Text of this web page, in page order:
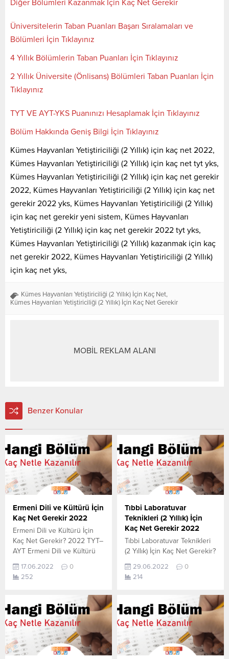
Diğer Bölümleri Kazanmak İçin Kaç Net Gerekir
Üniversitelerin Taban Puanları Başarı Sıralamaları ve
Bölümleri İçin Tıklayınız
4 Yıllık Bölümlerin Taban Puanları İçin Tıklayınız
2 Yıllık Üniversite (Önlisans) Bölümleri Taban Puanları İçin
Tıklayınız
TYT VE AYT-YKS Puanınızı Hesaplamak İçin Tıklayınız
Bölüm Hakkında Geniş Bilgi İçin Tıklayınız
Kümes Hayvanları Yetiştiriciliği (2 Yıllık) için kaç net 2022,
Kümes Hayvanları Yetiştiriciliği (2 Yıllık) için kaç net tyt yks,
Kümes Hayvanları Yetiştiriciliği (2 Yıllık) için kaç net gerekir
2022, Kümes Hayvanları Yetiştiriciliği (2 Yıllık) için kaç net
gerekir 2022 yks, Kümes Hayvanları Yetiştiriciliği (2 Yıllık)
için kaç net gerekir yeni sistem, Kümes Hayvanları
Yetiştiriciliği (2 Yıllık) için kaç net gerekir 2022 tyt yks,
Kümes Hayvanları Yetiştiriciliği (2 Yıllık) kazanmak için kaç
net gerekir 2022, Kümes Hayvanları Yetiştiriciliği (2 Yıllık)
için kaç net yks,
Kümes Hayvanları Yetiştiriciliği (2 Yıllık) İçin Kaç Net,
Kümes Hayvanları Yetiştiriciliği (2 Yıllık) İçin Kaç Net Gerekir
MOBİL REKLAM ALANI
Benzer Konular
Ermeni Dili ve Kültürü İçin
Kaç Net Gerekir 2022
Ermeni Dili ve Kültürü İçin
Kaç Net Gerekir? 2022 TYT–
AYT Ermeni Dili ve Kültürü
sorusunun cevabını
aşağıdan öğrenebilirsiniz. Bu
sınavında en son yerleşen
öğrencilerin yapmış olduğu
netlerdir. YÖKATLAS YKS-
TYT Net Sihirbazı, YKS-TYT
Net Sihirbazı. Sayfamızdaki
verilerin tamamı
17.06.2022
0
252
Tıbbi Laboratuvar
Teknikleri (2 Yıllık) İçin
Kaç Net Gerekir 2022
Tıbbi Laboratuvar Teknikleri
(2 Yıllık) İçin Kaç Net Gerekir?
Laboratuvar Teknikleri (2
Yıllık) için kaç net yapmam
aşağıdan öğrenebilirsiniz. Bu
veriler 2021 TYT-AYT
sınavında en son yerleşen
öğrencilerin yapmış olduğu
netlerdir. YÖKATLAS YKS-
TYT Net Sihirbazı, YKS-TYT
29.06.2022
0
214